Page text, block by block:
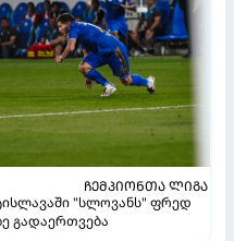
ᲩᲔᲛᲞᲘᲝᲜᲗᲐ ᲚᲘᲒᲐ
"სლოვანს" ფრედ
გადაერთვება